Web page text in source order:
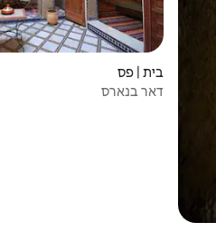
בית | פס
דאר בנארס